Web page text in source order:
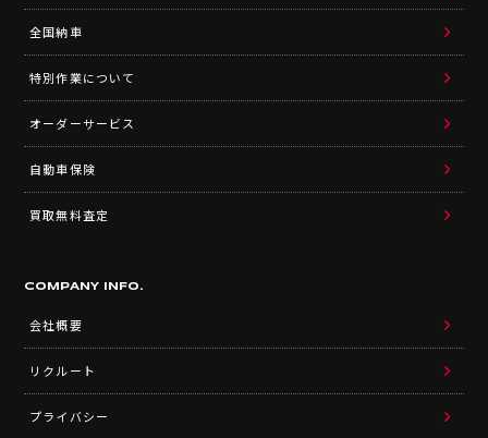
全国納車
特別作業について
オーダーサービス
自動車保険
買取無料査定
COMPANY INFO.
会社概要
リクルート
プライバシー